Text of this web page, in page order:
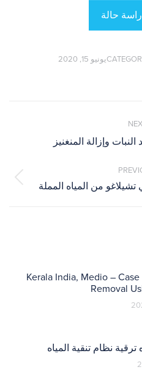
حالة
يونيو 15, 2020
Previousمن المياه المملة
Next وإزالة المنغنيز
Kerala India, Medio –
Removal
ترقية نظام تنقية المياه